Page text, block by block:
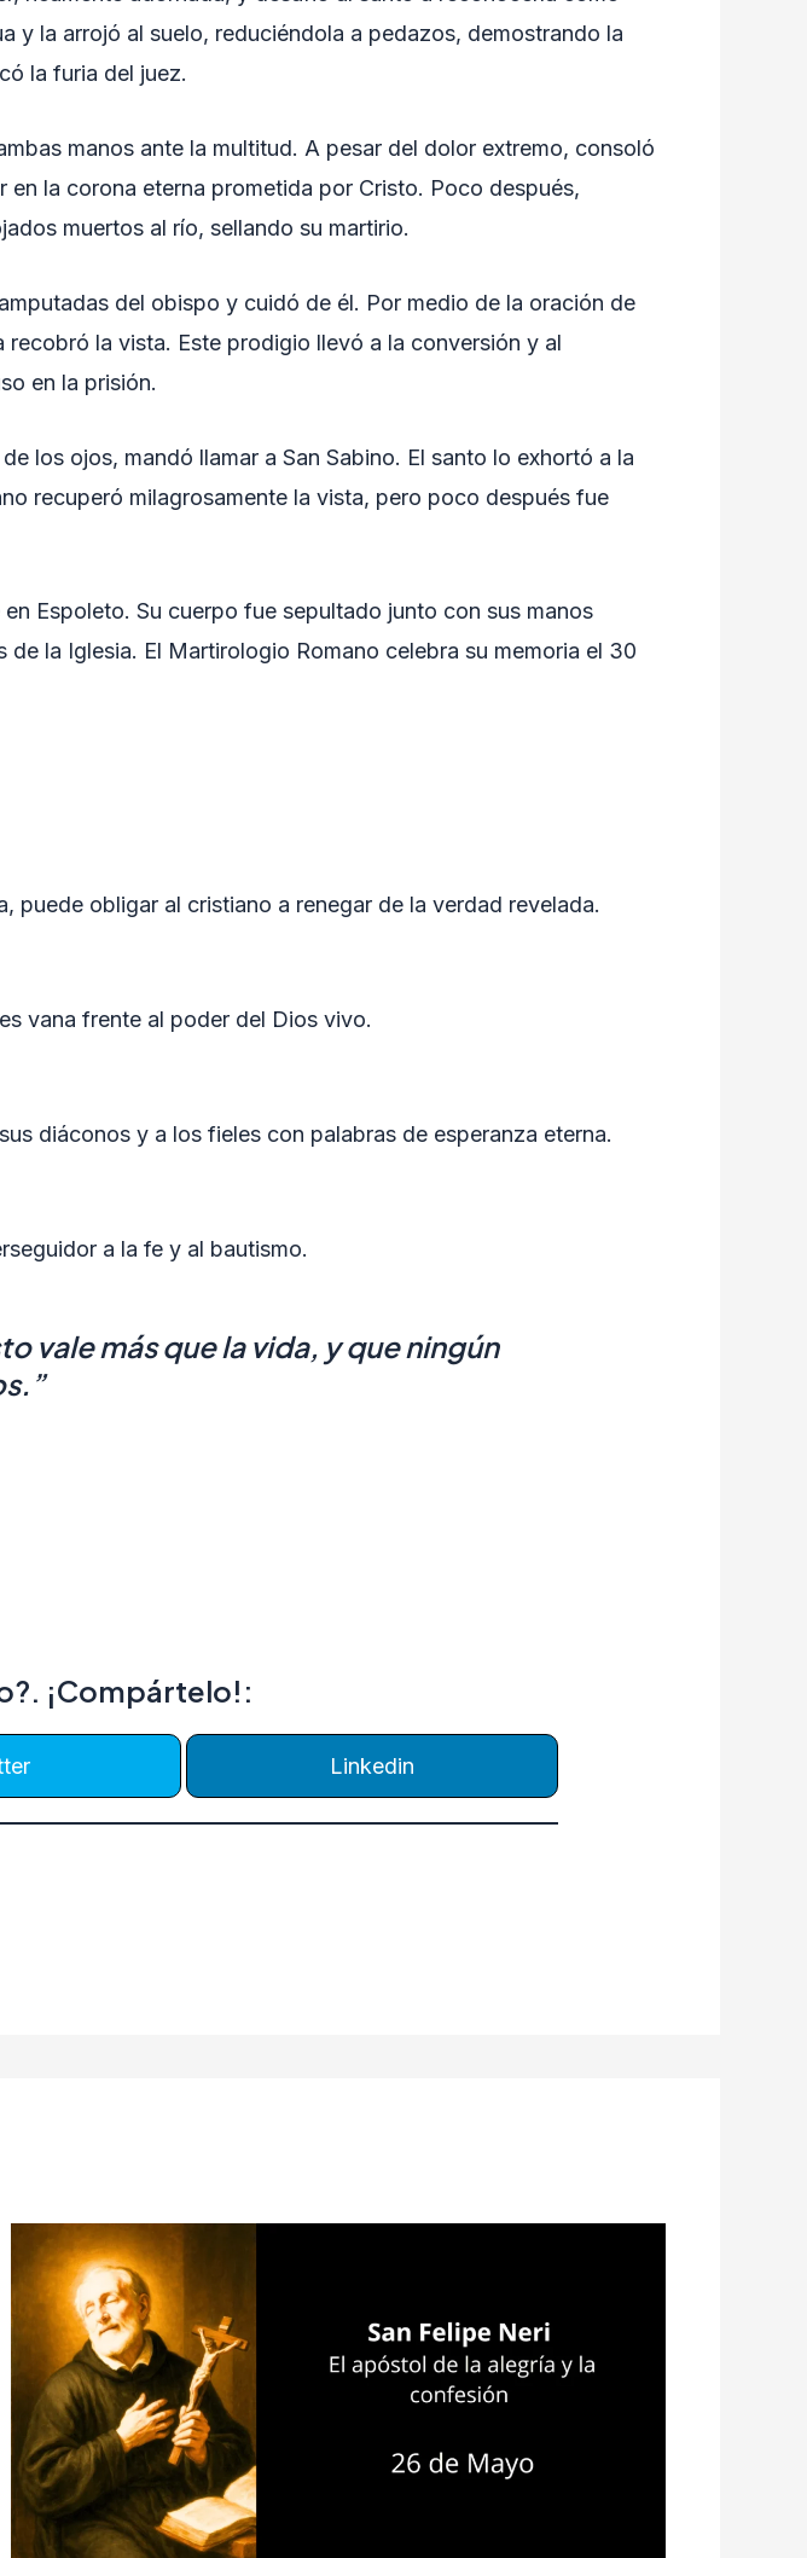
y la arrojó al suelo, reduciéndola a pedazos, demostrando la
la furia del juez.
manos ante la multitud. A pesar del dolor extremo, consoló
la corona eterna prometida por Cristo. Poco después,
muertos al río, sellando su martirio.
del obispo y cuidó de él. Por medio de la oración de
la vista. Este prodigio llevó a la conversión y al
en la prisión.
los ojos, mandó llamar a San Sabino. El santo lo exhortó a la
recuperó milagrosamente la vista, pero poco después fue
Espoleto. Su cuerpo fue sepultado junto con sus manos
la Iglesia. El Martirologio Romano celebra su memoria el 30
puede obligar al cristiano a renegar de la verdad revelada.
vana frente al poder del Dios vivo.
diáconos y a los fieles con palabras de esperanza eterna.
a la fe y al bautismo.
vale más que la vida, y que ningún
. ”
¡Compártelo!:
Linkedin